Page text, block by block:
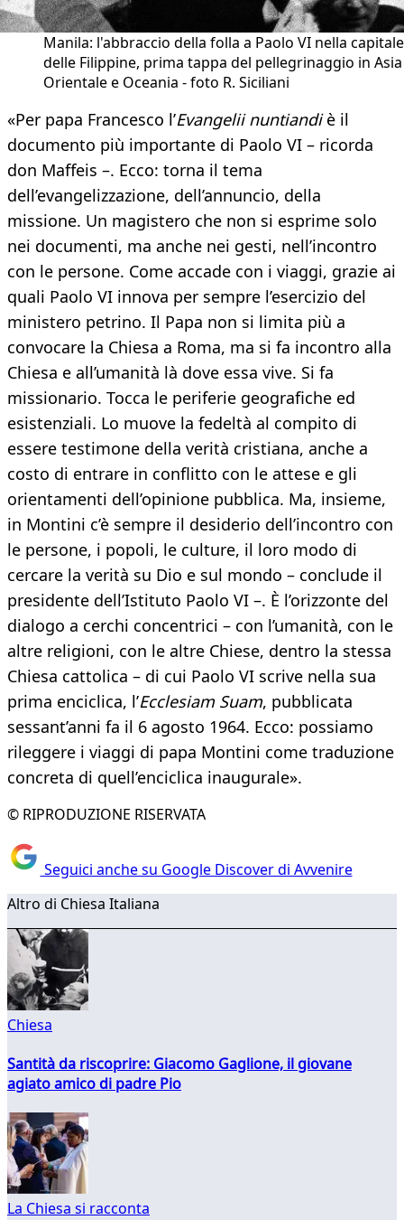
Manila: l'abbraccio della folla a Paolo VI nella capitale
delle Filippine, prima tappa del pellegrinaggio in Asia
Orientale e Oceania - foto R. Siciliani
«Per papa Francesco l’Evangelii nuntiandiè il
documento più importante di Paolo VI – ricorda
don Maffeis –. Ecco: torna il tema
dell’evangelizzazione, dell’annuncio, della
missione. Un magistero che non si esprime solo
nei documenti, ma anche nei gesti, nell’incontro
con le persone. Come accade con i viaggi, grazie ai
quali Paolo VI innova per sempre l’esercizio del
ministero petrino. Il Papa non si limita più a
convocare la Chiesa a Roma, ma si fa incontro alla
Chiesa e all’umanità là dove essa vive. Si fa
missionario. Tocca le periferie geografiche ed
esistenziali. Lo muove la fedeltà al compito di
essere testimone della verità cristiana, anche a
costo di entrare in conflitto con le attese e gli
orientamenti dell’opinione pubblica. Ma, insieme,
in Montini c’è sempre il desiderio dell’incontro con
le persone, i popoli, le culture, il loro modo di
cercare la verità su Dio e sul mondo – conclude il
presidente dell’Istituto Paolo VI –. È l’orizzonte del
dialogo a cerchi concentrici – con l’umanità, con le
altre religioni, con le altre Chiese, dentro la stessa
Chiesa cattolica – di cui Paolo VI scrive nella sua
prima enciclica, l’Ecclesiam Suam, pubblicata
sessant’anni fa il 6 agosto 1964. Ecco: possiamo
rileggere i viaggi di papa Montini come traduzione
concreta di quell’enciclica inaugurale».
© RIPRODUZIONE RISERVATA
Seguici anche su Google Discover di Avvenire
Altro di Chiesa Italiana
Chiesa
Santità da riscoprire: Giacomo Gaglione, il giovane
agiato amico di padre Pio
La Chiesa si racconta